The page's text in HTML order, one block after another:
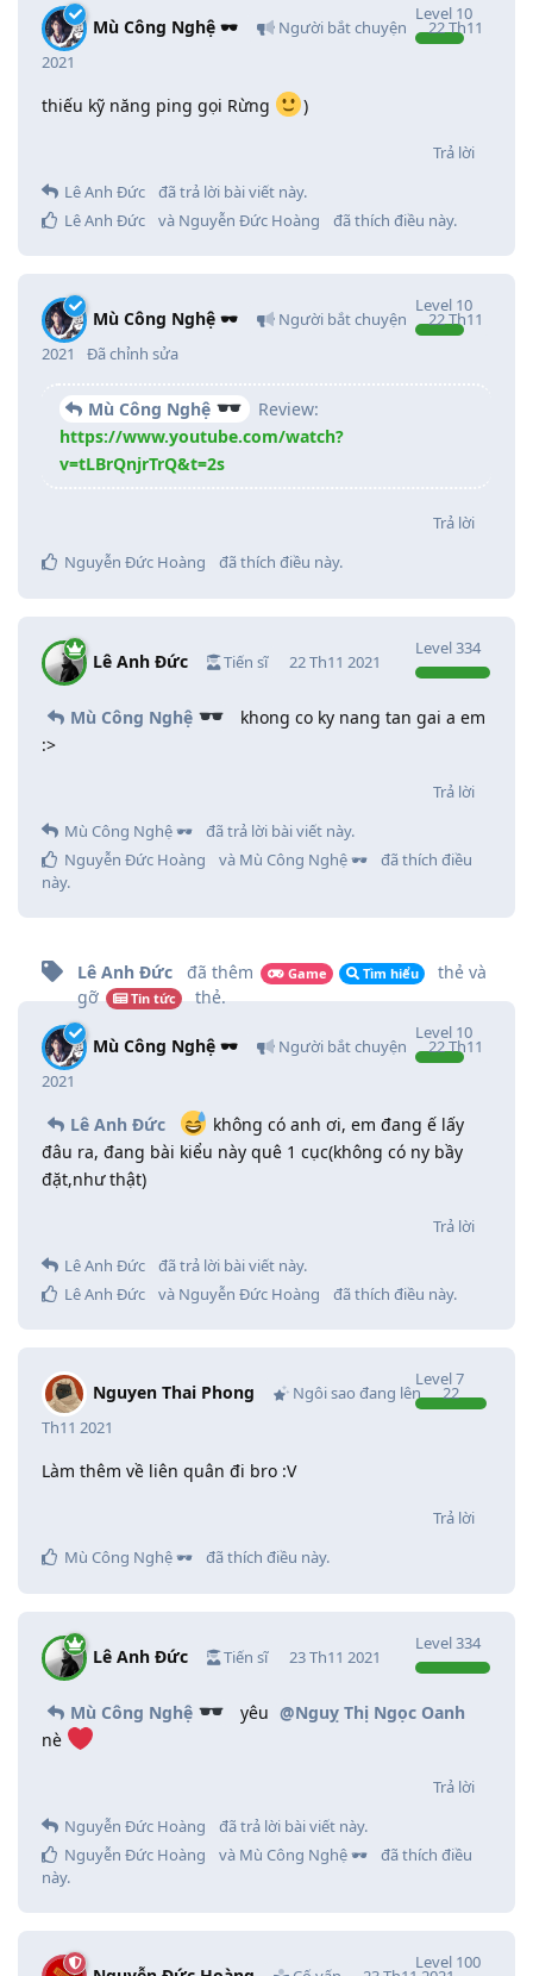
Mù Công Nghệ 🕶️ Người bắt chuyện
Level 10
22 Th11
2021
thiếu kỹ năng ping gọi Rừng )
Trả lời
Lê Anh Đức
đã trả lời bài viết này.
Lê Anh Đức
và Nguyễn Đức Hoàng đã thích điều này.
Mù Công Nghệ 🕶️ Người bắt chuyện
Level 10
22 Th11
2021
Đã chỉnh sửa
Mù Công Nghệ
Review:
https://www.youtube.com/watch?
v=tLBrQnjrTrQ&t=2s
Trả lời
Nguyễn Đức Hoàng
đã thích điều này.
Lê Anh Đức Tiến sĩ
Level334
22 Th11 2021
Mù Công Nghệ
khong co ky nang tan gai a em
:>
Trả lời
Mù Công Nghệ 🕶️
đã trả lời bài viết này.
Nguyễn Đức Hoàng
và Mù Công Nghệ 🕶️
đã thích điều
này.
Lê Anh Đức đã thêm Game Tìm hiểu thẻ và
gỡ
Tin tức thẻ.
Mù Công Nghệ 🕶️ Người bắt chuyện
Level 10
22 Th11
2021
Lê Anh Đức
không có anh ơi, em đang ế lấy
đâu ra, đang bài kiểu này quê 1 cục(không có ny bầy
đặt,như thật)
Trả lời
Lê Anh Đức
đã trả lời bài viết này.
Lê Anh Đức
và Nguyễn Đức Hoàng đã thích điều này.
Nguyen Thai Phong Ngôi sao đang lên
Level7
22
Th11 2021
Làm thêm về liên quân đi bro :V
Trả lời
Mù Công Nghệ 🕶️
đã thích điều này.
Lê Anh Đức Tiến sĩ
Level334
23 Th11 2021
Mù Công Nghệ yêu @Nguỵ Thị Ngọc Oanh
nè
Trả lời
Nguyễn Đức Hoàng
đã trả lời bài viết này.
Nguyễn Đức Hoàng
và Mù Công Nghệ 🕶️
đã thích điều
này.
Level 100